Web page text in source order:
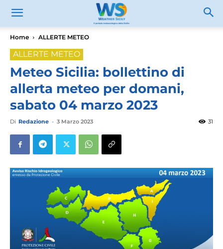
Home ALLERTE METEO
ALLERTE METEO
Meteo Sicilia: bollettino di
allerta meteo per domani,
sabato 04 marzo 2023
Di Redazione - 3 Marzo 2023 31